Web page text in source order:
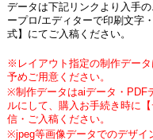
データは下記リンクより入手
ープロ/エディターで印刷文字
式】にてご入稿ください。
※レイアウト指定の制作データ
予めご用意ください。
※制作データはaiデータ・PDF
ルにして、購入お手続き時に
信・ご入稿ください。
※jpeg等画像データでのデザイ